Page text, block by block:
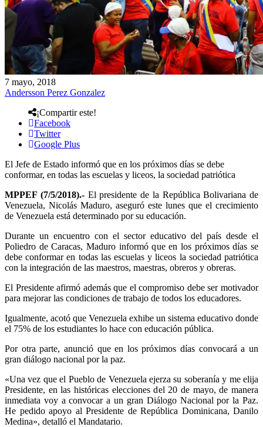
7 mayo, 2018
Andersson Perez Gonzalez
¡Compartir este!
Facebook
Twitter
Google Plus
El Jefe de Estado informó que en los próximos días se debe
conformar, en todas las escuelas y liceos, la sociedad patriótica
MPPEF (7/5/2018).-El presidente de la República Bolivariana de
Venezuela, Nicolás Maduro, aseguró este lunes que el crecimiento
de Venezuela está determinado por su educación.
Durante un encuentro con el sector educativo del país desde el
Poliedro de Caracas, Maduro informó que en los próximos días se
debe conformar en todas las escuelas y liceos la sociedad patriótica
con la integración de las maestros, maestras, obreros y obreras.
El Presidente afirmó además que el compromiso debe ser motivador
para mejorar las condiciones de trabajo de todos los educadores.
Igualmente, acotó que Venezuela exhibe un sistema educativo donde
el 75% de los estudiantes lo hace con educación pública.
Por otra parte, anunció que en los próximos días convocará a un
gran diálogo nacional por la paz.
«Una vez que el Pueblo de Venezuela ejerza su soberanía y me elija
Presidente, en las históricas elecciones del 20 de mayo, de manera
inmediata voy a convocar a un gran Diálogo Nacional por la Paz.
He pedido apoyo al Presidente de República Dominicana, Danilo
Medina», detalló el Mandatario.